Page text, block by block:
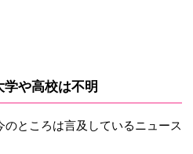
や高校は不明
ところは言及しているニュース